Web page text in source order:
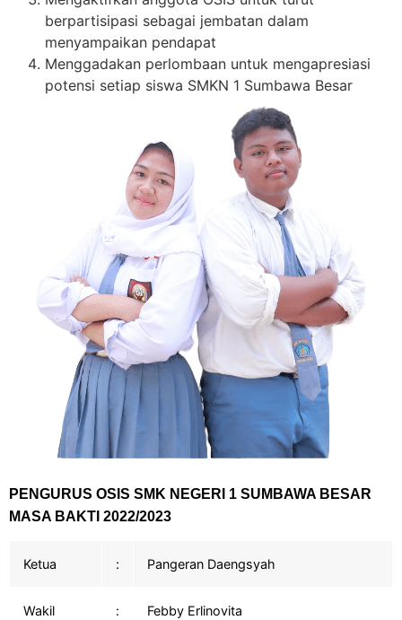
berpartisipasi sebagai jembatan dalam
menyampaikan pendapat
Menggadakan perlombaan untuk mengapresiasi
potensi setiap siswa SMKN 1 Sumbawa Besar
PENGURUS OSIS SMK NEGERI 1 SUMBAWA BESAR
MASA BAKTI 2022/2023
Ketua : Pangeran Daengsyah
Wakil
: Febby Erlinovita